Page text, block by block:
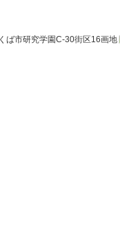
ば市研究学園C-30街区16画地